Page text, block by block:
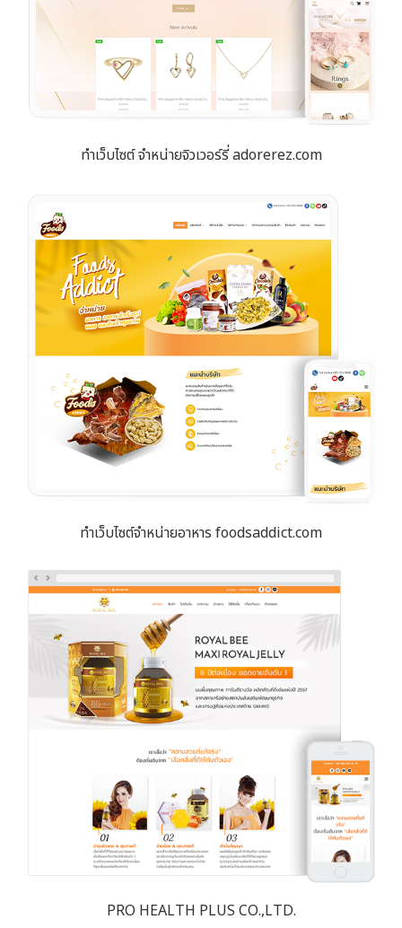
ทำเว็บไซต์ จำหน่ายจิวเวอร์รี่ adorerez.com
ทำเว็บไซต์จำหน่ายอาหาร foodsaddict.com
PRO HEALTH PLUS CO.,LTD.